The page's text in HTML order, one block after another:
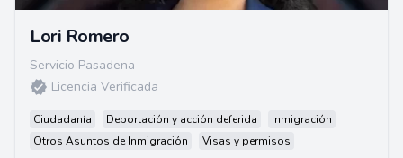
Lori Romero
Servicio Pasadena
Licencia Verificada
Ciudadanía Deportación y acción deferida
Inmigración
Otros Asuntos de Inmigración
Visas y permisos